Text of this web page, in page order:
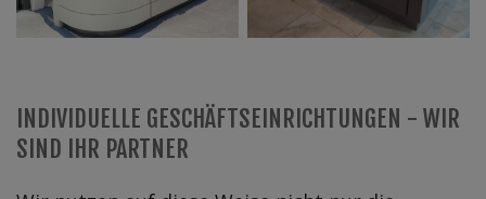
INDIVIDUELLE GESCHÄFTSEINRICHTUNGEN - WIR
SIND IHR PARTNER